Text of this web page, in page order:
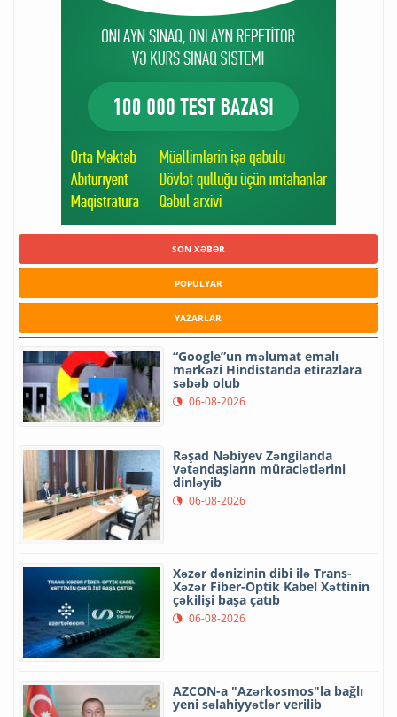
SON XƏBƏR
POPULYAR
YAZARLAR
“Google”un məlumat emalı
mərkəzi Hindistanda etirazlara
səbəb olub
06-08-2026
Rəşad Nəbiyev Zəngilanda
vətəndaşların müraciətlərini
dinləyib
06-08-2026
Xəzər dənizinin dibi ilə Trans-
Xəzər Fiber-Optik Kabel Xəttinin
çəkilişi başa çatıb
06-08-2026
AZCON-a "Azərkosmos"la bağlı
yeni səlahiyyətlər verilib